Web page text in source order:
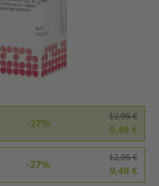
-27%
12,95 €
9,49 €
-27%
12,95 €
9,49 €